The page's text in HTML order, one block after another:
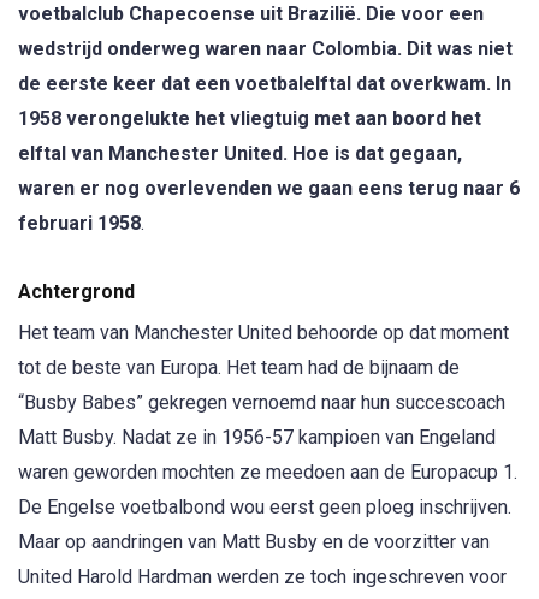
voetbalclub Chapecoense uit Brazilië. Die voor een
wedstrijd onderweg waren naar Colombia. Dit was niet
de eerste keer dat een voetbalelftal dat overkwam. In
1958 verongelukte het vliegtuig met aan boord het
elftal van Manchester United. Hoe is dat gegaan,
waren er nog overlevenden we gaan eens terug naar 6
februari 1958.
Achtergrond
Het team van Manchester United behoorde op dat moment
tot de beste van Europa. Het team had de bijnaam de
“Busby Babes” gekregen vernoemd naar hun succescoach
Matt Busby. Nadat ze in 1956-57 kampioen van Engeland
waren geworden mochten ze meedoen aan de Europacup 1.
De Engelse voetbalbond wou eerst geen ploeg inschrijven.
Maar op aandringen van Matt Busby en de voorzitter van
United Harold Hardman werden ze toch ingeschreven voor